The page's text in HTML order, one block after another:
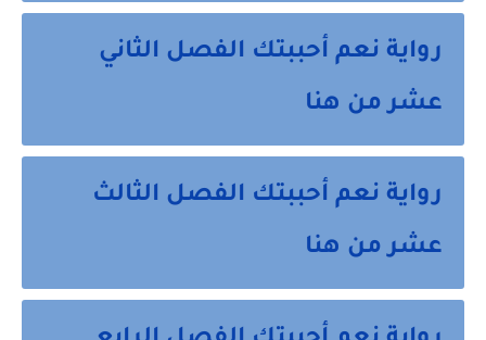
رواية نعم أحببتك الفصل الثاني
عشر من هنا
رواية نعم أحببتك الفصل الثالث
عشر من هنا